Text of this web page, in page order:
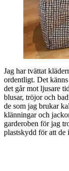
Jag har tvättat
ordentligt. Det
det går mot ljusare
blusar, tröjor och
de som jag brukar
klänningar och
garderoben för jag
plastskydd för att de